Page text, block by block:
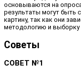
основываются на
результаты могут быть
картину, так как они
методологию и выборку
Советы
СОВЕТ №1